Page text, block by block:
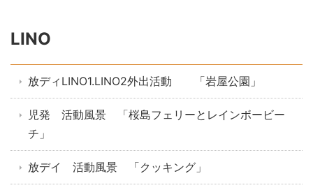
LINO
放ディLINO1.LINO2外出活動 「岩屋公園」
児発 活動風景 「桜島フェリーとレインボービー
チ」
放デイ 活動風景 「クッキング」